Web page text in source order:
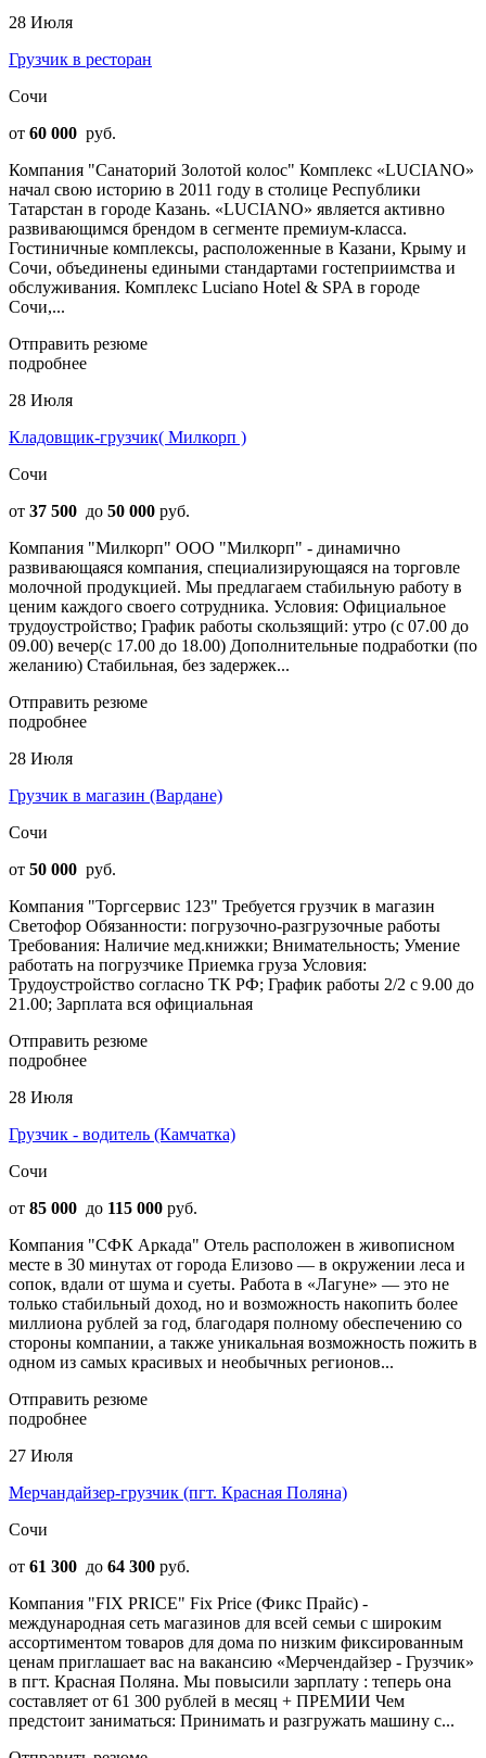
28 Июля
Грузчик в ресторан
Сочи
от 60 000 руб.
Компания "Санаторий Золотой колос" Комплекс «LUCIANO»
начал свою историю в 2011 году в столице Республики
Татарстан в городе Казань. «LUCIANO» является активно
развивающимся брендом в сегменте премиум-класса.
Гостиничные комплексы, расположенные в Казани, Крыму и
Сочи, объединены едиными стандартами гостеприимства и
обслуживания. Комплекс Luciano Hotel & SPA в городе
Сочи,...
Отправить резюме
подробнее
28 Июля
Кладовщик-грузчик( Милкорп )
Сочи
от 37 500 до 50 000 руб.
Компания "Милкорп" ООО "Милкорп" - динамично
развивающаяся компания, специализирующаяся на торговле
молочной продукцией. Мы предлагаем стабильную работу в
ценим каждого своего сотрудника. Условия: Официальное
трудоустройство; График работы скользящий: утро (с 07.00 до
09.00) вечер(с 17.00 до 18.00) Дополнительные подработки (по
желанию) Стабильная, без задержек...
Отправить резюме
подробнее
28 Июля
Грузчик в магазин (Вардане)
Сочи
от 50 000 руб.
Компания "Торгсервис 123" Требуется грузчик в магазин
Светофор Обязанности: погрузочно-разгрузочные работы
Требования: Наличие мед.книжки; Внимательность; Умение
работать на погрузчике Приемка груза Условия:
Трудоустройство согласно ТК РФ; График работы 2/2 с 9.00 до
21.00; Зарплата вся официальная
Отправить резюме
подробнее
28 Июля
Грузчик - водитель (Камчатка)
Сочи
от 85 000 до 115 000 руб.
Компания "СФК Аркада" Отель расположен в живописном
месте в 30 минутах от города Елизово — в окружении леса и
сопок, вдали от шума и суеты. Работа в «Лагуне» — это не
только стабильный доход, но и возможность накопить более
миллиона рублей за год, благодаря полному обеспечению со
стороны компании, а также уникальная возможность пожить в
одном из самых красивых и необычных регионов...
Отправить резюме
подробнее
27 Июля
Мерчандайзер-грузчик (пгт. Красная Поляна)
Сочи
от 61 300 до 64 300 руб.
Компания "FIX PRICE" Fix Price (Фикс Прайс) -
международная сеть магазинов для всей семьи с широким
ассортиментом товаров для дома по низким фиксированным
ценам приглашает вас на вакансию «Мерчендайзер - Грузчик»
в пгт. Красная Поляна. Мы повысили зарплату : теперь она
составляет от 61 300 рублей в месяц + ПРЕМИИ Чем
предстоит заниматься: Принимать и разгружать машину с...